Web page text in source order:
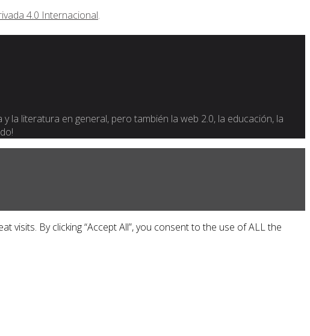
4.0 Internacional.
literatura en general, pero también la web 2.0, la educación, la
By clicking “Accept All”, you consent to the use of ALL the